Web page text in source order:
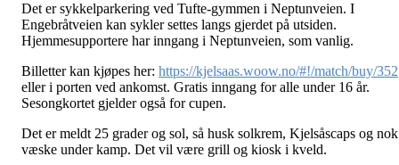
Det er sykkelparkering ved Tufte-gymmen i Neptunveien. I
Engebråtveien kan sykler settes langs gjerdet på utsiden.
Hjemmesupportere har inngang i Neptunveien, som vanlig.
Billetter kan kjøpes her: https://kjelsaas.woow.no/#!/match/buy/352
eller i porten ved ankomst. Gratis inngang for alle under 16 år.
Sesongkortet gjelder også for cupen.
Det er meldt 25 grader og sol, så husk solkrem, Kjelsåscaps og nok
væske under kamp. Det vil være grill og kiosk i kveld.